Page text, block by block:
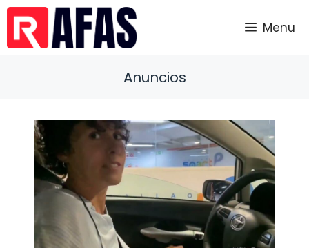
Saltar
contenido
Menu
Anuncios